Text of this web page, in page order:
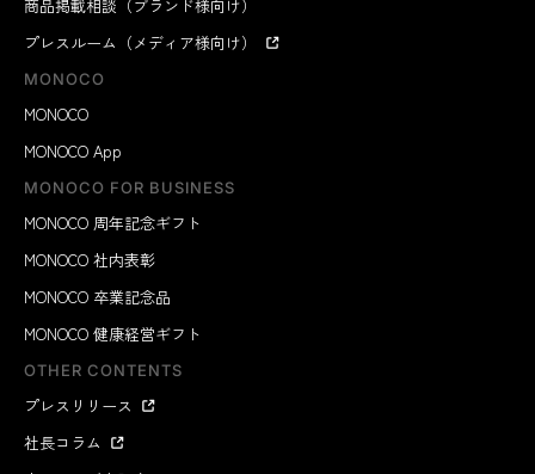
商品掲載相談（ブランド様向け）
プレスルーム（メディア様向け）
MONOCO
MONOCO
MONOCO App
MONOCO FOR BUSINESS
MONOCO 周年記念ギフト
MONOCO 社内表彰
MONOCO 卒業記念品
MONOCO 健康経営ギフト
OTHER CONTENTS
プレスリリース
社長コラム